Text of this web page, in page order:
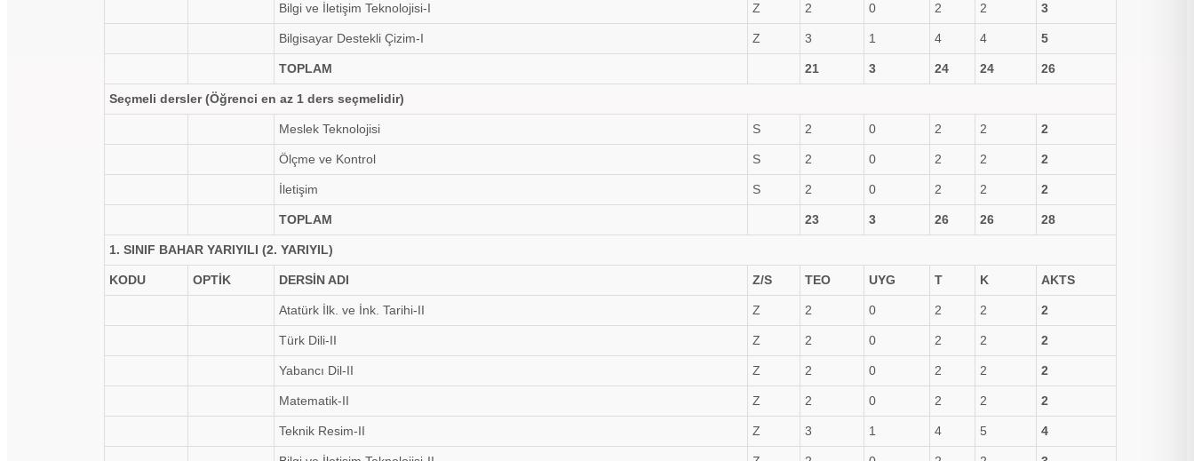
Bilgi ve İletişim Teknolojisi-I Z 2 0 2 2 3
Bilgisayar Destekli Çizim-I Z 3 1 4 4 5
TOPLAM 21 3 24 24 26
Seçmeli dersler (Öğrenci en az 1 ders seçmelidir)
Meslek Teknolojisi S 2 0 2 2 2
Ölçme ve Kontrol S 2 0 2 2 2
İletişim S 2 0 2 2 2
TOPLAM 23 3 26 26 28
1. SINIF BAHAR YARIYILI (2. YARIYIL)
KODU OPTİK DERSİN ADI Z/S TEO UYG T K AKTS
Atatürk İlk. ve İnk. Tarihi-II Z 2 0 2 2 2
Türk Dili-II Z 2 0 2 2 2
Yabancı Dil-II Z 2 0 2 2 2
Matematik-II Z 2 0 2 2 2
Teknik Resim-II Z 3 1 4 5 4